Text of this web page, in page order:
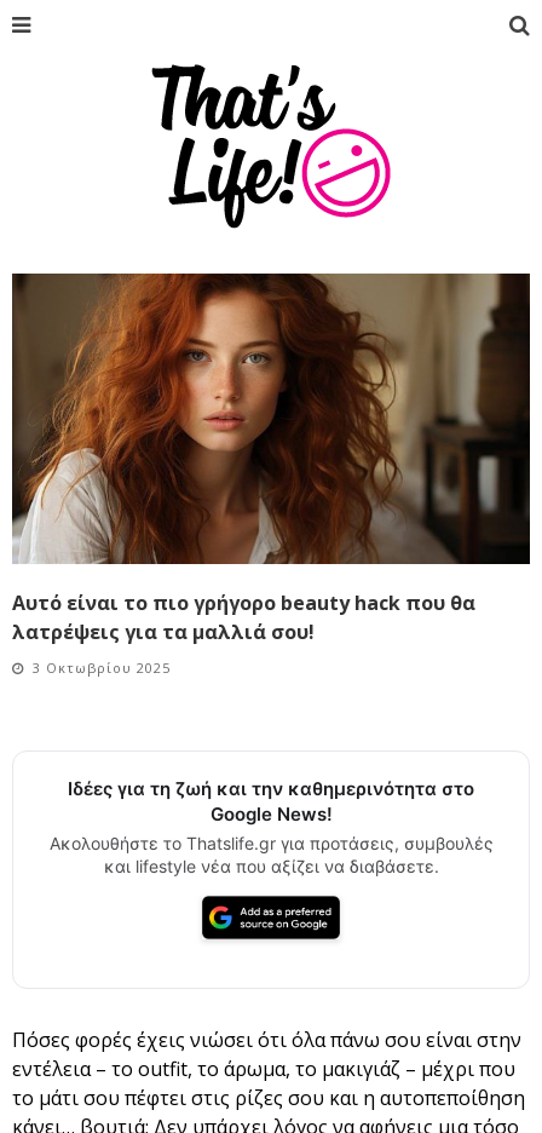
Αυτό είναι το πιο γρήγορο beauty hack που θα
λατρέψεις για τα μαλλιά σου!
3 Οκτωβρίου 2025
Ιδέες για τη ζωή και την καθημερινότητα στο
Google News!
Ακολουθήστε το Thatslife.gr για προτάσεις, συμβουλές
και lifestyle νέα που αξίζει να διαβάσετε.
Πόσες φορές έχεις νιώσει ότι όλα πάνω σου είναι στην
εντέλεια – το outfit, το άρωμα, το μακιγιάζ – μέχρι που
το μάτι σου πέφτει στις ρίζες σου και η αυτοπεποίθηση
κάνει… βουτιά; Δεν υπάρχει λόγος να αφήνεις μια τόσο